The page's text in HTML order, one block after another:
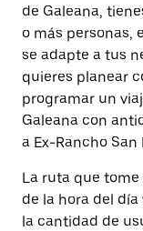
de Galeana,
o más personas,
se adapte a tus
quieres planear
programar un
Galeana con
a Ex-Rancho
La ruta que
de la hora del
la cantidad de